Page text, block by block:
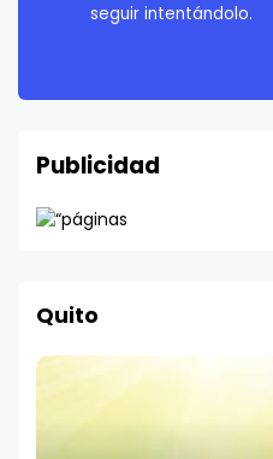
seguir intentándolo.
Publicidad
Quito